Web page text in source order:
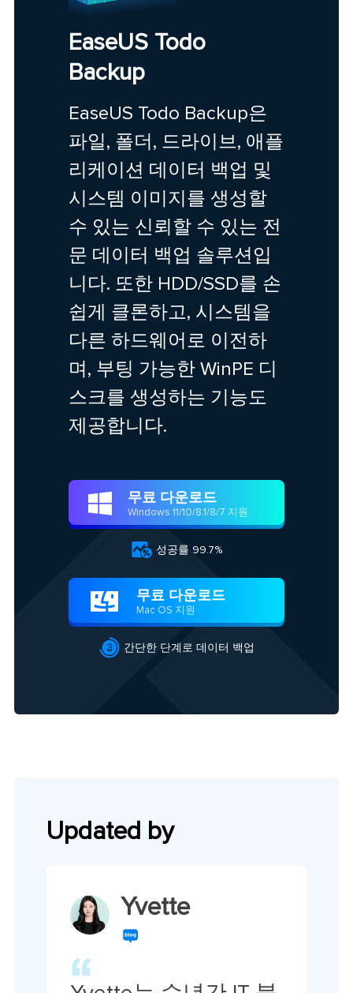
EaseUS Todo
Backup
EaseUS Todo Backup은
파일, 폴더, 드라이브, 애플
리케이션 데이터 백업 및
시스템 이미지를 생성할
수 있는 신뢰할 수 있는 전
문 데이터 백업 솔루션입
니다. 또한 HDD/SSD를 손
쉽게 클론하고, 시스템을
다른 하드웨어로 이전하
며, 부팅 가능한 WinPE 디
스크를 생성하는 기능도
제공합니다.
 무료 다운로드
Windows 11/10/8.1/8/7 지원
 성공률 99.7%
 무료 다운로드
Mac OS 지원
 간단한 단계로 데이터 백업
Updated by
Yvette